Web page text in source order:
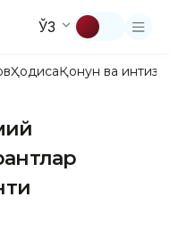
ЎЗ
ҲодисаҚонун ва